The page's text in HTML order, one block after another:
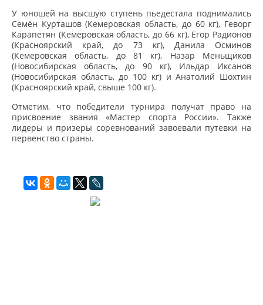
У юношей на высшую ступень пьедестала поднимались
Семён Курташов (Кемеровская область, до 60 кг), Геворг
Карапетян (Кемеровская область, до 66 кг), Егор Радионов
(Красноярский край, до 73 кг), Данила Осминов
(Кемеровская область, до 81 кг), Назар Меньщиков
(Новосибирская область, до 90 кг), Ильдар Иксанов
(Новосибирская область, до 100 кг) и Анатолий Шохтин
(Красноярский край, свыше 100 кг).
Отметим, что победители турнира получат право на
присвоение звания «Мастер спорта России». Также
лидеры и призеры соревнований завоевали путевки на
первенство страны.